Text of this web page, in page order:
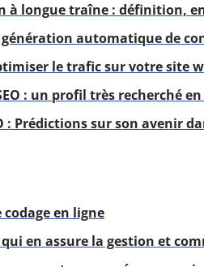
à longue traîne : définition,
automatique de
le trafic sur votre site
: un profil très recherché
: Prédictions sur son avenir
en ligne
en assure la gestion et